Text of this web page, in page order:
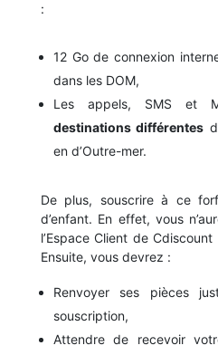
:
12 Go de connexion
dans les DOM,
Les appels, SMS et
destinations différentes
en d’Outre-mer.
De plus, souscrire à ce
d’enfant. En effet, vous
l’Espace Client de
Ensuite, vous devrez :
Renvoyer ses pièces
souscription,
Attendre de recevoir